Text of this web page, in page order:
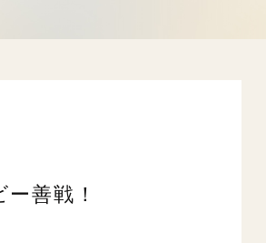
ー善戦！